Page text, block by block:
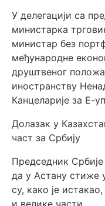
У делегацији са
министарка
министар без
међународне
друштвеног
иностранству
Канцеларије за Е-
Долазак у
част за Србију
Председник Србије
да у Астану стиже
су, како је
и велике части.